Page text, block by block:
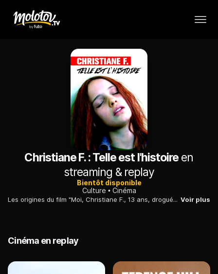
Christiane F. : Telle est l'histoire en
streaming & replay
Bientôt disponible
Culture
Cinéma
Les origines du film "Moi, Christiane F., 13 ans, droguée, prostituée", avec les récits des journalistes qui ont écrit le livre et ceux de l'équipe de tournage. Voir plus
Cinéma en replay